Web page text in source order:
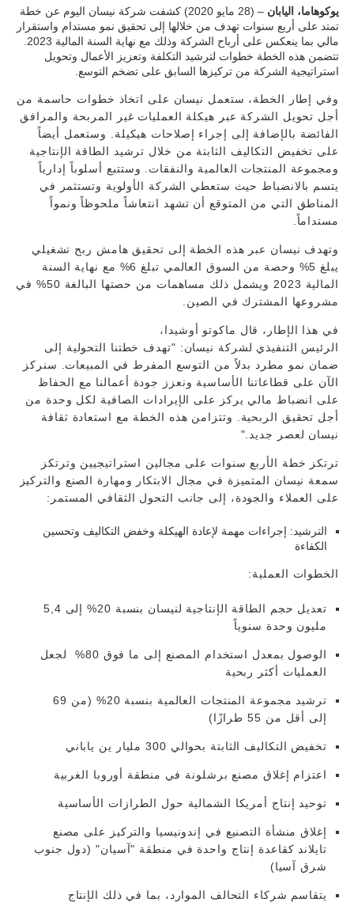
يوكوهاما، اليابان
– (28 مايو 2020) كشفت شركة نيسان اليوم عن خطة
تمتد على أربع سنوات تهدف من خلالها إلى تحقيق نمو مستدام واستقرار
مالي بما ينعكس على أرباح الشركة وذلك مع نهاية السنة المالية 2023.
تتضمن هذه الخطة خطوات لترشيد التكلفة وتعزيز الأعمال وتحويل
استراتيجية الشركة من تركيزها السابق على تضخم التوسع.
وفي إطار الخطة، ستعمل نيسان على اتخاذ خطوات حاسمة من
أجل تحويل الشركة عبر هيكلة العمليات غير المربحة والمرافق
الفائضة بالإضافة إلى إجراء إصلاحات هيكيلة. وستعمل أيضاً
على تخفيض التكاليف الثابتة من خلال ترشيد الطاقة الإنتاجية
ومجموعة المنتجات العالمية والنفقات. وستتبع أسلوباً إدارياً
يتسم بالانضباط حيث ستعطي الشركة الأولوية وتستثمر في
المناطق التي من المتوقع أن تشهد انتعاشاً ملحوظاً ونمواً
مستداماً.
وتهدف نيسان عبر هذه الخطة إلى تحقيق هامش ربح تشغيلي
يبلغ 5% وحصة من السوق العالمي تبلغ 6% مع نهاية السنة
المالية 2023 ويشمل ذلك مساهمات من حصتها البالغة 50% في
مشروعها المشترك في الصين.
في هذا الإطار، قال ماكوتو أوشيدا،
الرئيس التنفيذي لشركة نيسان: "تهدف خطتنا التحولية إلى
ضمان نمو مطرد بدلاً من التوسع المفرط في المبيعات. سنركز
الآن على قطاعاتنا الأساسية ونعزز جودة أعمالنا مع الحفاظ
على انضباط مالي يركز على الإيرادات الصافية لكل وحدة من
أجل تحقيق الربحية. وتتزامن هذه الخطة مع استعادة ثقافة
نيسان لعصر جديد."
ترتكز خطة الأربع سنوات على مجالين استراتيجيين وترتكز
سمعة نيسان المتميزة في مجال الابتكار ومهارة الصنع والتركيز
على العملاء والجودة، إلى جانب التحول الثقافي المستمر:
الترشيد: إجراءات مهمة لإعادة الهيكلة وخفض التكاليف وتحسين
الكفاءة
الخطوات العملية:
تعديل حجم الطاقة الإنتاجية لنيسان بنسبة 20% إلى 5,4
مليون وحدة سنوياً
الوصول بمعدل استخدام المصنع إلى ما فوق 80% لجعل
العمليات أكثر ربحية
ترشيد مجموعة المنتجات العالمية بنسبة 20% (من 69
إلى أقل من 55 طرازًا)
تخفيض التكاليف الثابتة بحوالي 300 مليار ين ياباني
اعتزام إغلاق مصنع برشلونة في منطقة أوروبا الغربية
توحيد إنتاج أمريكا الشمالية حول الطرازات الأساسية
إغلاق منشأة التصنيع في إندونيسيا والتركيز على مصنع
تايلاند كقاعدة إنتاج واحدة في منطقة "آسيان" (دول جنوب
شرق آسيا)
يتقاسم شركاء التحالف الموارد، بما في ذلك الإنتاج